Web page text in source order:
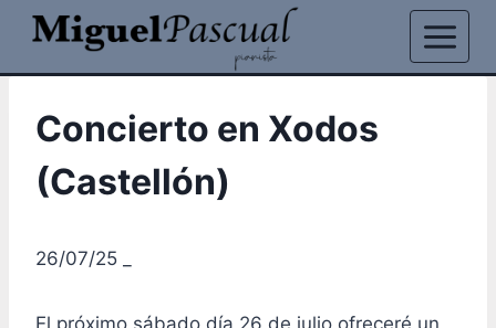
Saltar
contenido
Concierto en Xodos
(Castellón)
26/07/25 _
El próximo sábado día 26 de julio ofreceré un